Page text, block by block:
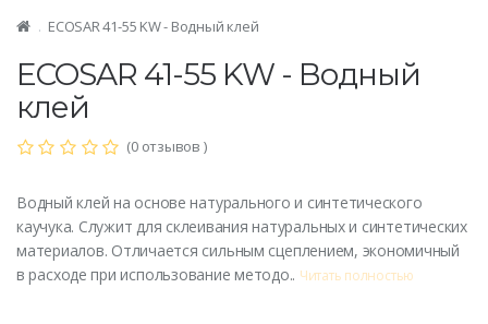
ECOSAR 41-55 KW - Водный клей
ECOSAR 41-55 KW - Водный
клей
(0 отзывов )
Водный клей на основе натурального и синтетического
каучука. Служит для склеивания натуральных и синтетических
материалов. Отличается сильным сцеплением, экономичный
в расходе при использование методо.. Читать полностью